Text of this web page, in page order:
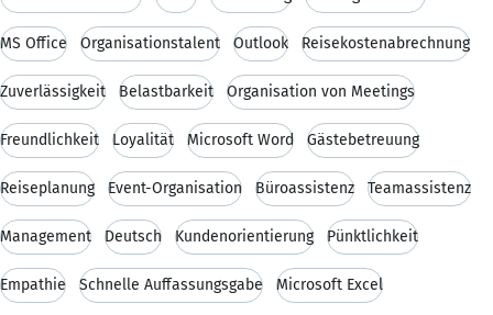
MS Office Organisationstalent Outlook Reisekostenabrechnung
Zuverlässigkeit Belastbarkeit Organisation von Meetings
Freundlichkeit Loyalität Microsoft Word Gästebetreuung
Reiseplanung Event-Organisation Büroassistenz Teamassistenz
Management Deutsch Kundenorientierung Pünktlichkeit
Empathie Schnelle Auffassungsgabe Microsoft Excel